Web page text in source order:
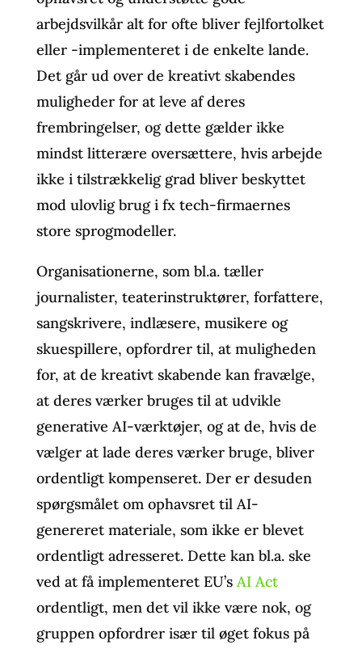
arbejdsvilkår alt for ofte bliver fejlfortolket
eller -implementeret i de enkelte lande.
Det går ud over de kreativt skabendes
muligheder for at leve af deres
frembringelser, og dette gælder ikke
mindst litterære oversættere, hvis arbejde
ikke i tilstrækkelig grad bliver beskyttet
mod ulovlig brug i fx tech-firmaernes
store sprogmodeller.
Organisationerne, som bl.a. tæller
journalister, teaterinstruktører, forfattere,
sangskrivere, indlæsere, musikere og
skuespillere, opfordrer til, at muligheden
for, at de kreativt skabende kan fravælge,
at deres værker bruges til at udvikle
generative AI-værktøjer, og at de, hvis de
vælger at lade deres værker bruge, bliver
ordentligt kompenseret. Der er desuden
spørgsmålet om ophavsret til AI-
genereret materiale, som ikke er blevet
ordentligt adresseret. Dette kan bl.a. ske
ved at få implementeret EU’s AI Act
ordentligt, men det vil ikke være nok, og
gruppen opfordrer især til øget fokus på